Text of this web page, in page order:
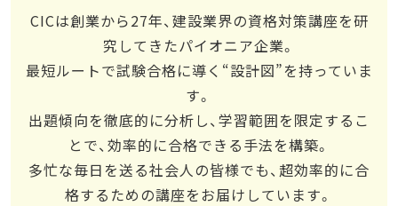
CICは創業から27年、建設業界の資格対策講座を研
究してきたパイオニア企業。
最短ルートで試験合格に導く“設計図”を持っていま
す。
出題傾向を徹底的に分析し、学習範囲を限定するこ
とで、効率的に合格できる手法を構築。
多忙な毎日を送る社会人の皆様でも、超効率的に合
格するための講座をお届けしています。